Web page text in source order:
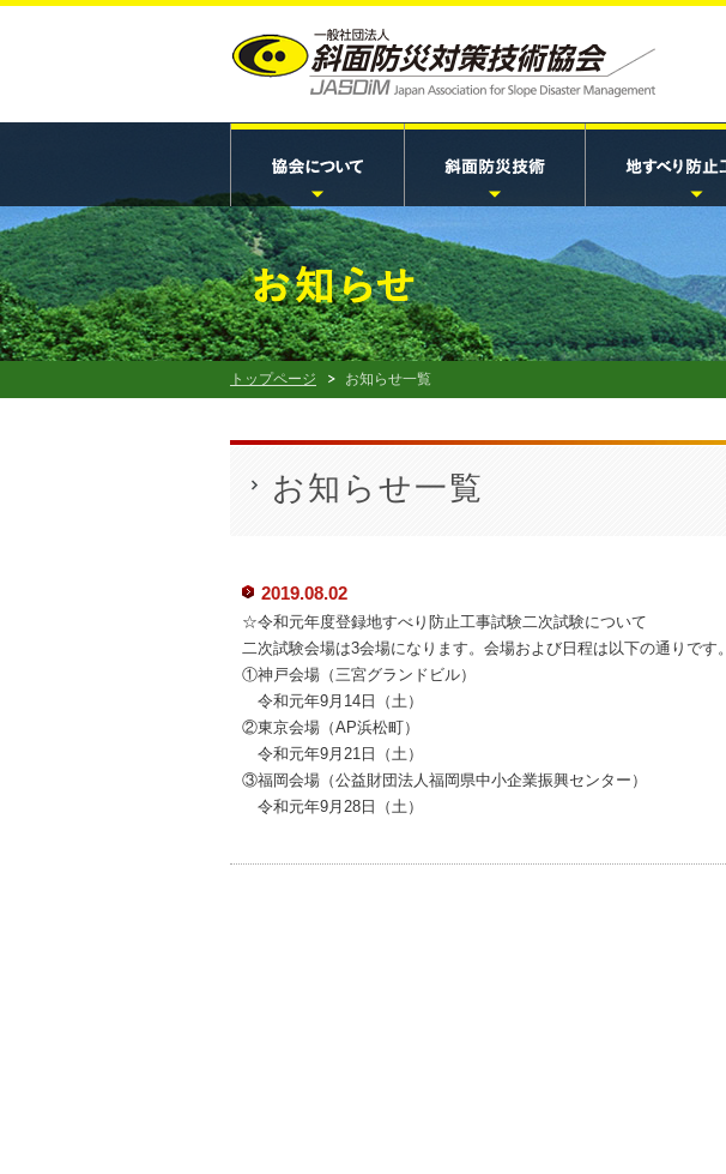
トップページ お知らせ一覧
お知らせ一覧
2019.08.02
☆令和元年度登録地すべり防止工事試験二次試験について
二次試験会場は3会場になります。会場および日程は以下の通りです。
①神戸会場（三宮グランドビル）
令和元年9月14日（土）
②東京会場（AP浜松町）
令和元年9月21日（土）
③福岡会場（公益財団法人福岡県中小企業振興センター）
令和元年9月28日（土）